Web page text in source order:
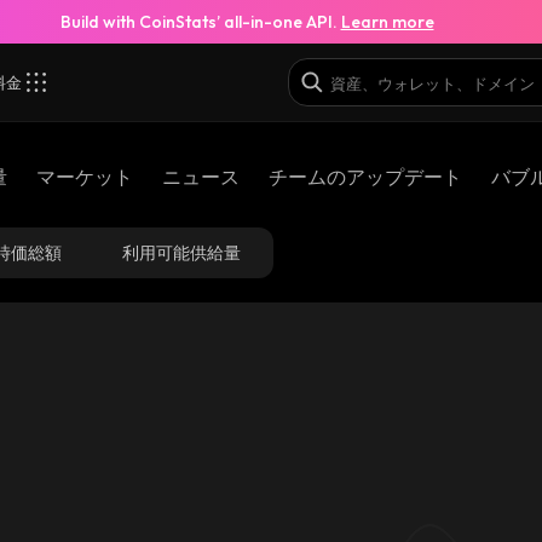
Build with CoinStats’ all-in-one API. Learn more
金
マーケット ニュース チームのアップデート バブ
価総額 利用可能供給量